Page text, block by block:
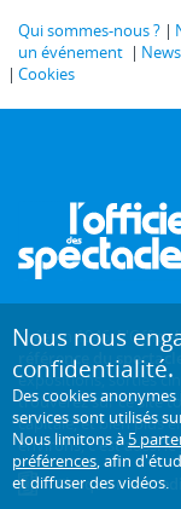
Qui sommes-nous ?
un événement
Cookies
Créé en 1946,
référence du
expositions, sorties
trouverez sur ce site
capitale, et bien plus
environs, c'est aussi
Chaque
Nous nous
confidentialité.
Des cookies
services sont utilisés
Nous limitons à5
préférences, afin
et diffuser des vidéos.